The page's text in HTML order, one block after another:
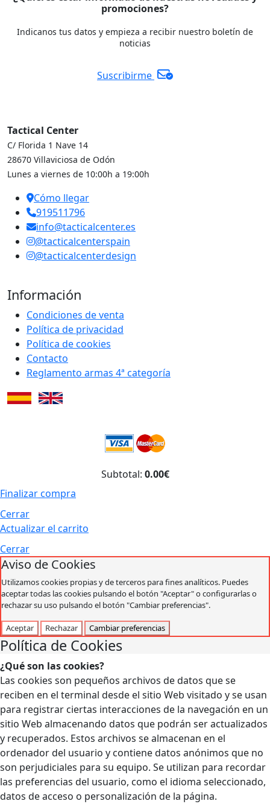
promociones?
Indicanos tus datos y empieza a recibir nuestro boletín de
noticias
Suscribirme
Tactical Center
C/ Florida 1 Nave 14
28670 Villaviciosa de Odón
Lunes a viernes de 10:00h a 19:00h
Cómo llegar
919511796
info@tacticalcenter.es
@tacticalcenterspain
@tacticalcenterdesign
Información
Condiciones de venta
Política de privacidad
Política de cookies
Contacto
Reglamento armas 4ª categoría
Subtotal: 0.00€
Finalizar compra
Cerrar
Actualizar el carrito
Cerrar
Aviso de Cookies
Utilizamos cookies propias y de terceros para fines analíticos. Puedes
aceptar todas las cookies pulsando el botón "Aceptar" o configurarlas o
rechazar su uso pulsando el botón "Cambiar preferencias".
Aceptar Rechazar Cambiar preferencias
Política de Cookies
¿Qué son las cookies?
Las cookies son pequeños archivos de datos que se
reciben en el terminal desde el sitio Web visitado y se usan
para registrar ciertas interacciones de la navegación en un
sitio Web almacenando datos que podrán ser actualizados
y recuperados. Estos archivos se almacenan en el
ordenador del usuario y contiene datos anónimos que no
son perjudiciales para su equipo. Se utilizan para recordar
las preferencias del usuario, como el idioma seleccionado,
datos de acceso o personalización de la página.